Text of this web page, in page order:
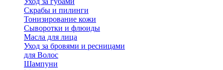
Скрабы и пилинги
Тонизирование кожи
Сыворотки и флюиды
Масла для лица
Уход за бровями и ресницами
для Волос
Шампуни